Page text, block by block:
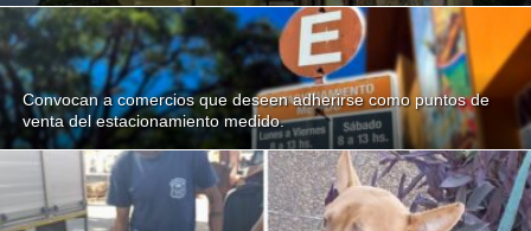
Convocan a comercios que deseen adherirse como puntos de
venta del estacionamiento medido.